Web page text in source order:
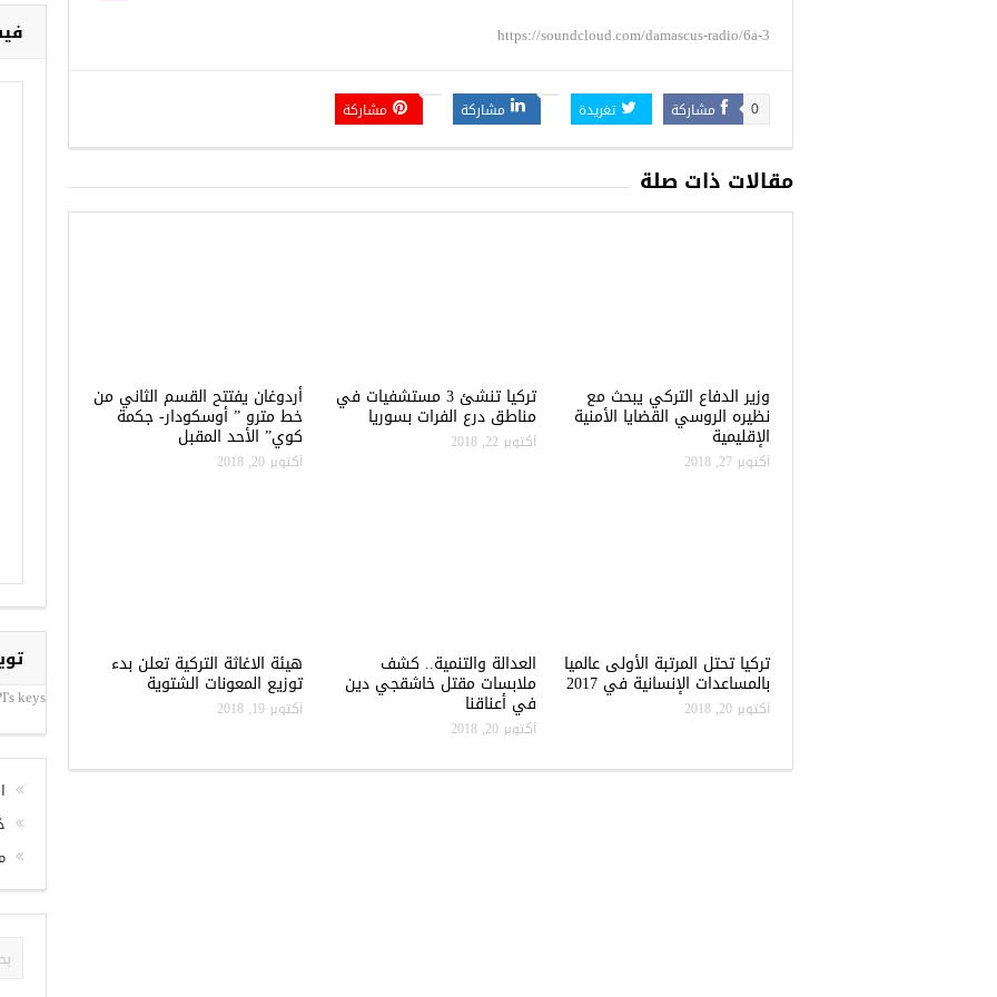
https://soundcloud.com/damascus-radio/6a-3
مشاركة 0 تغريدة مشاركة مشاركة
مقالات ذات صلة
وزير الدفاع التركي يبحث مع
نظيره الروسي القضايا الأمنية
الإقليمية
أكتوبر 27, 2018
تركيا تنشئ 3 مستشفيات في
مناطق درع الفرات بسوريا
أكتوبر 22, 2018
أردوغان يفتتح القسم الثاني من
خط مترو ” أوسكودار- جكمة
كوي” الأحد المقبل
أكتوبر 20, 2018
تركيا تحتل المرتبة الأولى عالميا
بالمساعدات الإنسانية في 2017
أكتوبر 20, 2018
العدالة والتنمية.. كشف
ملابسات مقتل خاشقجي دين
في أعناقنا
أكتوبر 20, 2018
هيئة الاغاثة التركية تعلن بدء
توزيع المعونات الشتوية
أكتوبر 19, 2018 keys